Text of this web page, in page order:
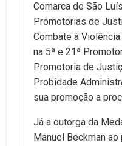
Comarca de São
Promotorias de
Combate à
na 5ª e 21ª
Promotoria de
Probidade
sua promoção a
Já a outorga da
Manuel Beckman